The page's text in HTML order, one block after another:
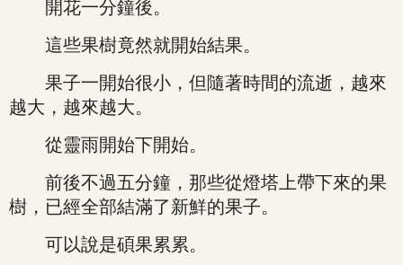
開花一分鐘後。
這些果樹竟然就開始結果。
果子一開始很小，但隨著時間的流逝，越來
越大，越來越大。
從靈雨開始下開始。
前後不過五分鐘，那些從燈塔上帶下來的果
樹，已經全部結滿了新鮮的果子。
可以說是碩果累累。